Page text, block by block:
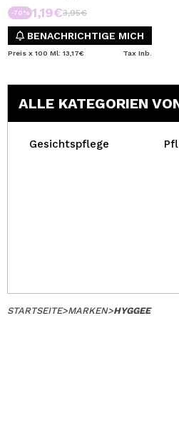
-70% 1,19€3,95€
BENACHRICHTIGE MICH
Preis x 100 Ml: 13,17€ Tax Inb.
ALLE KATEGORIEN
Gesichtspflege
STARTSEITE>MARKEN>HYGGEE